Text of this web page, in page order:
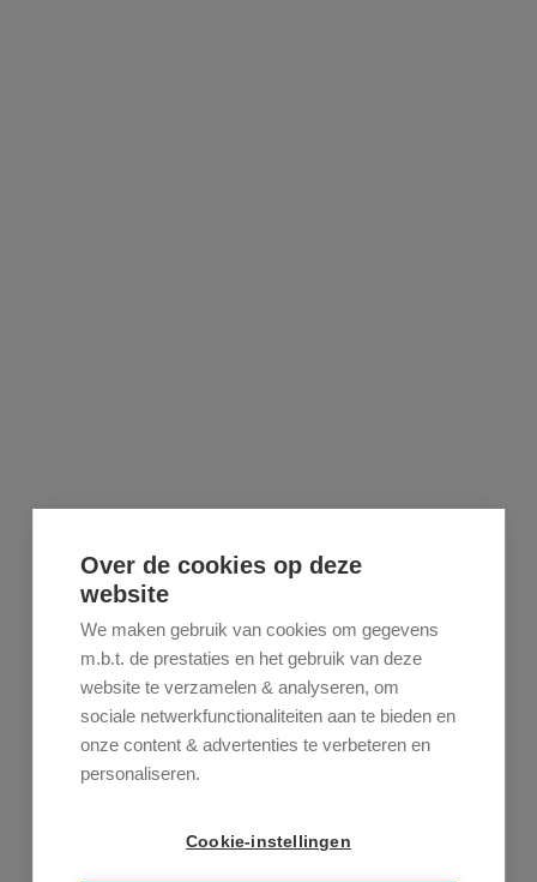
Over de cookies op deze
website
We maken gebruik van cookies om gegevens
m.b.t. de prestaties en het gebruik van deze
website te verzamelen & analyseren, om
sociale netwerkfunctionaliteiten aan te bieden en
onze content & advertenties te verbeteren en
personaliseren.
Cookie-instellingen